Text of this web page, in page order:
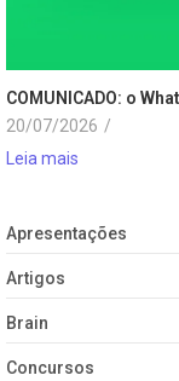
COMUNICADO: o
20/07/2026 /
Leia mais
Apresentações
Artigos
Brain
Concursos